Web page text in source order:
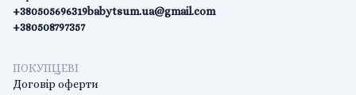
+380505696319
+380508797357
babytsum.ua@gmail.com
ПОКУПЦЕВІ
Договір оферти